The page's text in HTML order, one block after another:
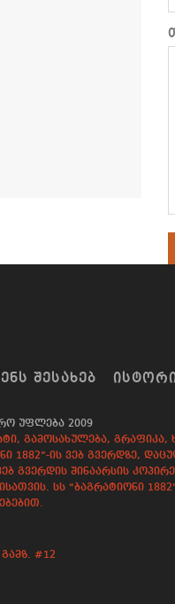
ᲨᲔᲡᲐᲮᲔᲑ
უფლება 2009
გამოსახულება, გრაფიკა,
1882”-ის ვებ გვერდზე,
გვერდის შინაარსის
სს “ბაგრატიონი
#12